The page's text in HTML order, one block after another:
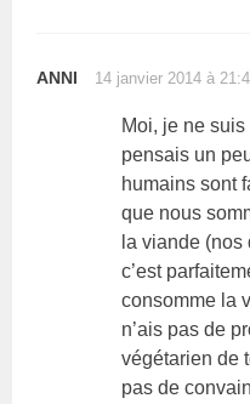
ANNI 14 janvier 2014 à
Moi, je ne
pensais un
humains sont
que nous
la viande (nos
c’est
consomme la
n’ais pas de
végétarien de
pas de